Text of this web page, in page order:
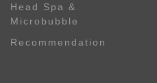
Head Spa &
Microbubble
Recommendation